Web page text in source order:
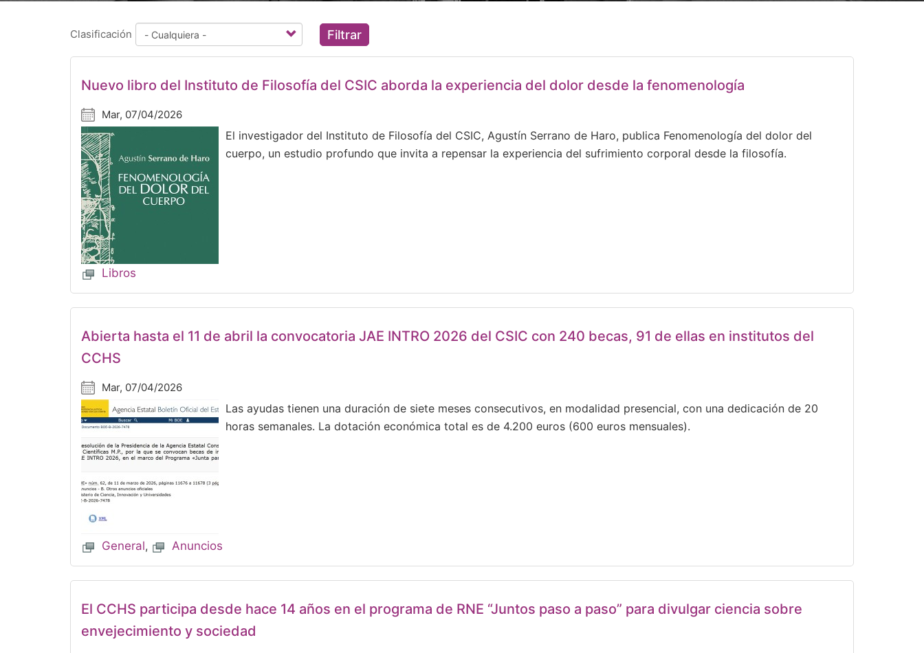
Clasificación Filtrar
Nuevo libro del Instituto de Filosofía del CSIC aborda la experiencia del dolor desde la fenomenología
Mar, 07/04/2026
El investigador del Instituto de Filosofía del CSIC, Agustín Serrano de Haro, publica Fenomenología del dolor del
cuerpo, un estudio profundo que invita a repensar la experiencia del sufrimiento corporal desde la filosofía.
Libros
Abierta hasta el 11 de abril la convocatoria JAE INTRO 2026 del CSIC con 240 becas, 91 de ellas en institutos del
CCHS
Mar, 07/04/2026
Las ayudas tienen una duración de siete meses consecutivos, en modalidad presencial, con una dedicación de 20
horas semanales. La dotación económica total es de 4.200 euros (600 euros mensuales).
General, Anuncios
El CCHS participa desde hace 14 años en el programa de RNE “Juntos paso a paso” para divulgar ciencia sobre
envejecimiento y sociedad